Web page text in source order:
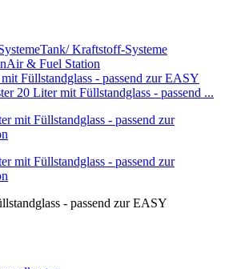
Tank/ Kraftstoff-Systeme
Air & Fuel Station
Füllstandglass - passend zur EASY
20 Liter mit Füllstandglass - passend ...
- passend zur EASY